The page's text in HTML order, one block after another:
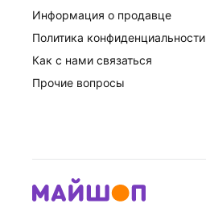
Информация о продавце
Политика конфиденциальности
Как с нами связаться
Прочие вопросы